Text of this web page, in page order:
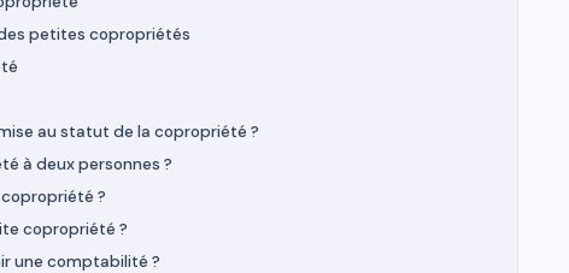
petites copropriétés
au statut de la copropriété ?
à deux personnes ?
?
copropriété ?
une comptabilité ?